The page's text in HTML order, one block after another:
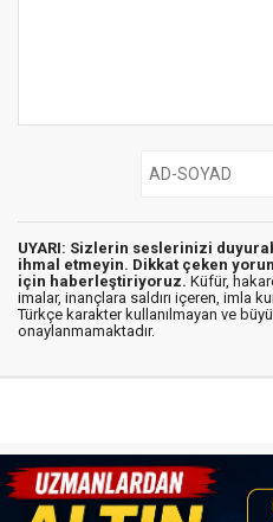
UYARI: Sizlerin seslerinizi
ihmal etmeyin. Dikkat çeken
için haberleştiriyoruz. Küfür,
imalar, inançlara saldırı içeren, imla
Türkçe karakter kullanılmayan ve
onaylanmamaktadır.